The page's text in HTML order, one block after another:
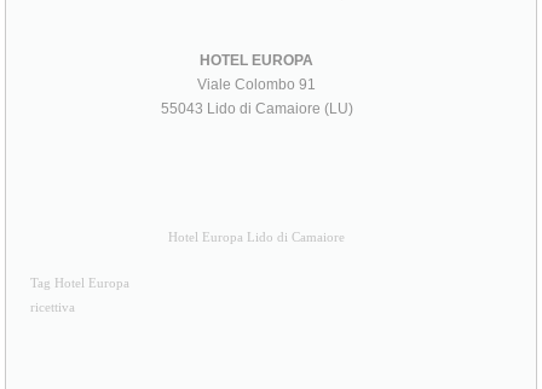
HOTEL EUROPA
Viale Colombo 91
55043 Lido di Camaiore (LU)
Hotel Europa Lido di Camaiore
Tag Hotel Europa
ricettiva